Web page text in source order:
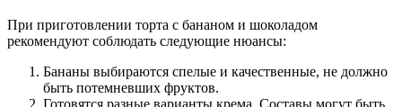
При приготовлении торта с бананом и шоколадом
рекомендуют соблюдать следующие нюансы:
Бананы выбираются спелые и качественные, не должно
быть потемневших фруктов.